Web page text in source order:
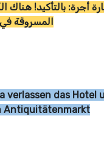
أجرة: بالتأكيد! هناك
المسروقة
verlassen das Hotel
Antiquitätenmarkt